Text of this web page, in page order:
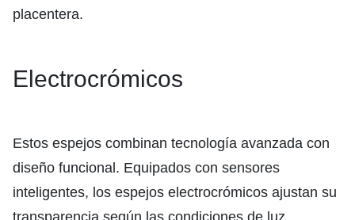
placentera.
Electrocrómicos
Estos espejos combinan tecnología avanzada con
diseño funcional. Equipados con sensores
inteligentes, los espejos electrocrómicos ajustan su
transparencia según las condiciones de luz,